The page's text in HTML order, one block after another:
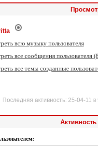
всю музыку пользователя
все сообщения пользователя
все темы созданные
активность: 25-04-11 в